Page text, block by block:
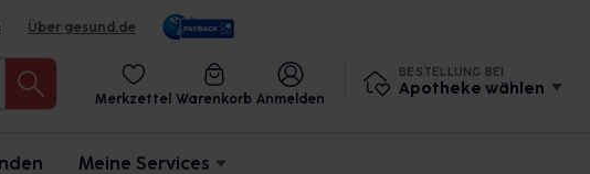
Über gesund.de
Merkzettel Warenkorb Anmelden
BESTELLUNG BEI
Apotheke wählen
Meine Services